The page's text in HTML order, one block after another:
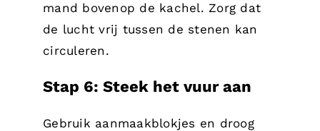
mand bovenop de kachel. Zorg dat
de lucht vrij tussen de stenen kan
circuleren.
Stap 6: Steek het vuur aan
Gebruik aanmaakblokjes en droog